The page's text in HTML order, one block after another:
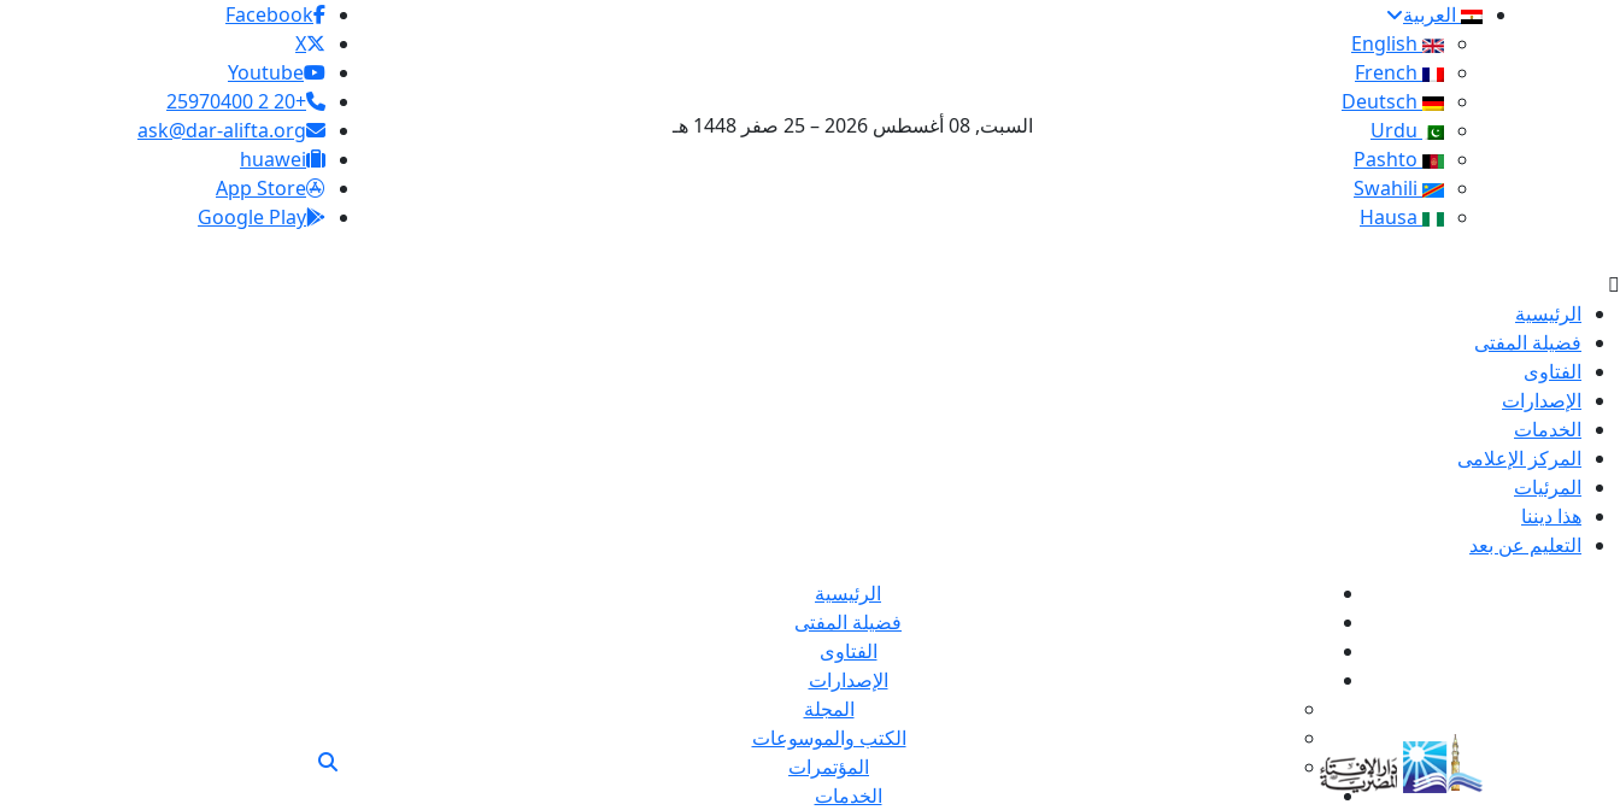
العربية
السبت, 08 أغسطس 2026 – 25 صفر 1448 هـ
Facebook
X
Youtube
+20 2 25970400
ask@dar-alifta.org
huawei
App Store
Google Play
الرئيسية
فضيلة المفتى
الفتاوى
الإصدارات
الخدمات
المركز الإعلامى
المرئيات
هذا ديننا
التعليم عن بعد
الرئيسية
فضيلة المفتى
الفتاوى
الإصدارات
المجلة
الكتب والموسوعات
المؤتمرات
الخدمات